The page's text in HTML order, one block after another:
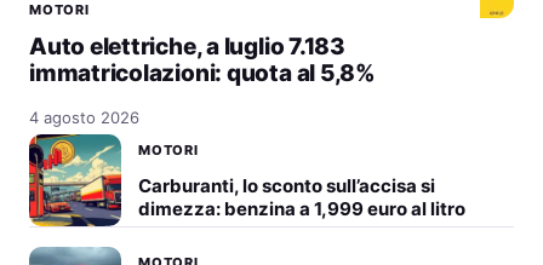
MOTORI
Auto elettriche, a luglio 7.183
immatricolazioni: quota al 5,8%
4 agosto 2026
MOTORI
Carburanti, lo sconto sull’accisa si
dimezza: benzina a 1,999 euro al litro